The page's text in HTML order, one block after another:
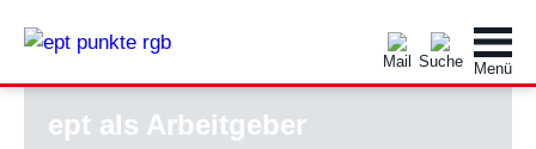
ept als Arbeitgeber